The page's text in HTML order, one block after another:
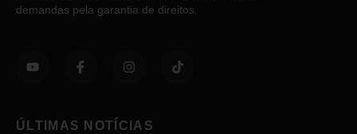
demandas pela garantia de direitos.
ÚLTIMAS NOTÍCIAS